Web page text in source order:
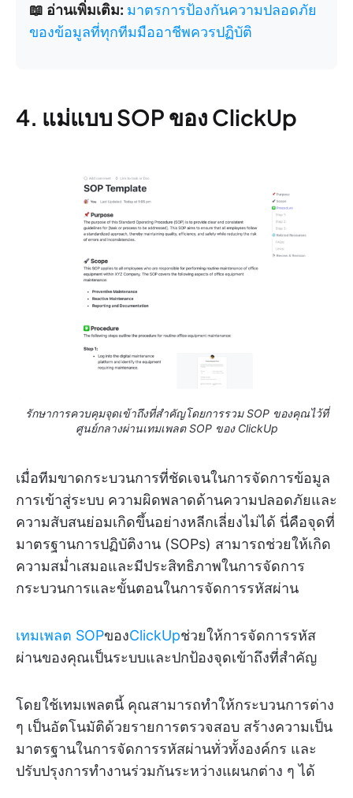
📖 อ่านเพิ่มเติม: มาตรการป้องกันความปลอดภัย
ของข้อมูลที่ทุกทีมมืออาชีพควรปฏิบัติ
4. แม่แบบ SOP ของ ClickUp
รักษาการควบคุมจุดเข้าถึงที่สำคัญโดยการรวม SOP ของคุณไว้ที่
ศูนย์กลางผ่านเทมเพลต SOP ของ ClickUp
เมื่อทีมขาดกระบวนการที่ชัดเจนในการจัดการข้อมูล
การเข้าสู่ระบบ ความผิดพลาดด้านความปลอดภัยและ
ความสับสนย่อมเกิดขึ้นอย่างหลีกเลี่ยงไม่ได้ นี่คือจุดที่
มาตรฐานการปฏิบัติงาน (SOPs) สามารถช่วยให้เกิด
ความสม่ำเสมอและมีประสิทธิภาพในการจัดการ
กระบวนการและขั้นตอนในการจัดการรหัสผ่าน
เทมเพลต SOPของClickUpช่วยให้การจัดการรหัส
ผ่านของคุณเป็นระบบและปกป้องจุดเข้าถึงที่สำคัญ
โดยใช้เทมเพลตนี้ คุณสามารถทำให้กระบวนการต่าง
ๆ เป็นอัตโนมัติด้วยรายการตรวจสอบ สร้างความเป็น
มาตรฐานในการจัดการรหัสผ่านทั่วทั้งองค์กร และ
ปรับปรุงการทำงานร่วมกันระหว่างแผนกต่าง ๆ ได้